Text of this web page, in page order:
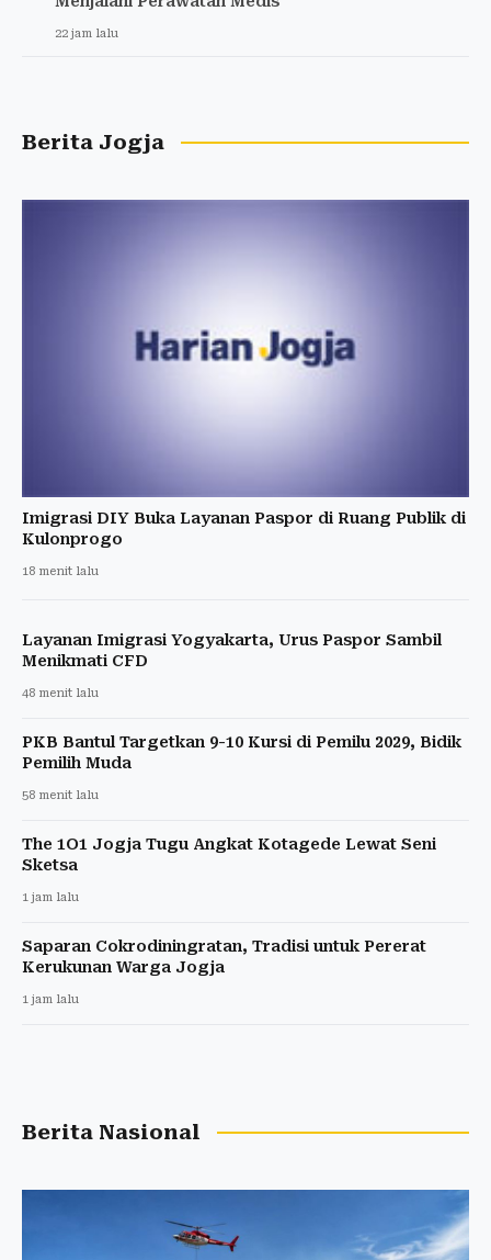
22 jam lalu
Berita Jogja
Imigrasi DIY Buka Layanan Paspor di Ruang Publik di
Kulonprogo
18 menit lalu
Layanan Imigrasi Yogyakarta, Urus Paspor Sambil
Menikmati CFD
48 menit lalu
PKB Bantul Targetkan 9-10 Kursi di Pemilu 2029, Bidik
Pemilih Muda
58 menit lalu
The 1O1 Jogja Tugu Angkat Kotagede Lewat Seni
Sketsa
1 jam lalu
Saparan Cokrodiningratan, Tradisi untuk Pererat
Kerukunan Warga Jogja
1 jam lalu
Berita Nasional